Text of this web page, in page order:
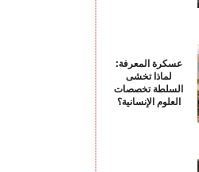
عسكرة المعرفة:
لماذا تخشى
السلطة تخصصات
العلوم الإنسانية؟